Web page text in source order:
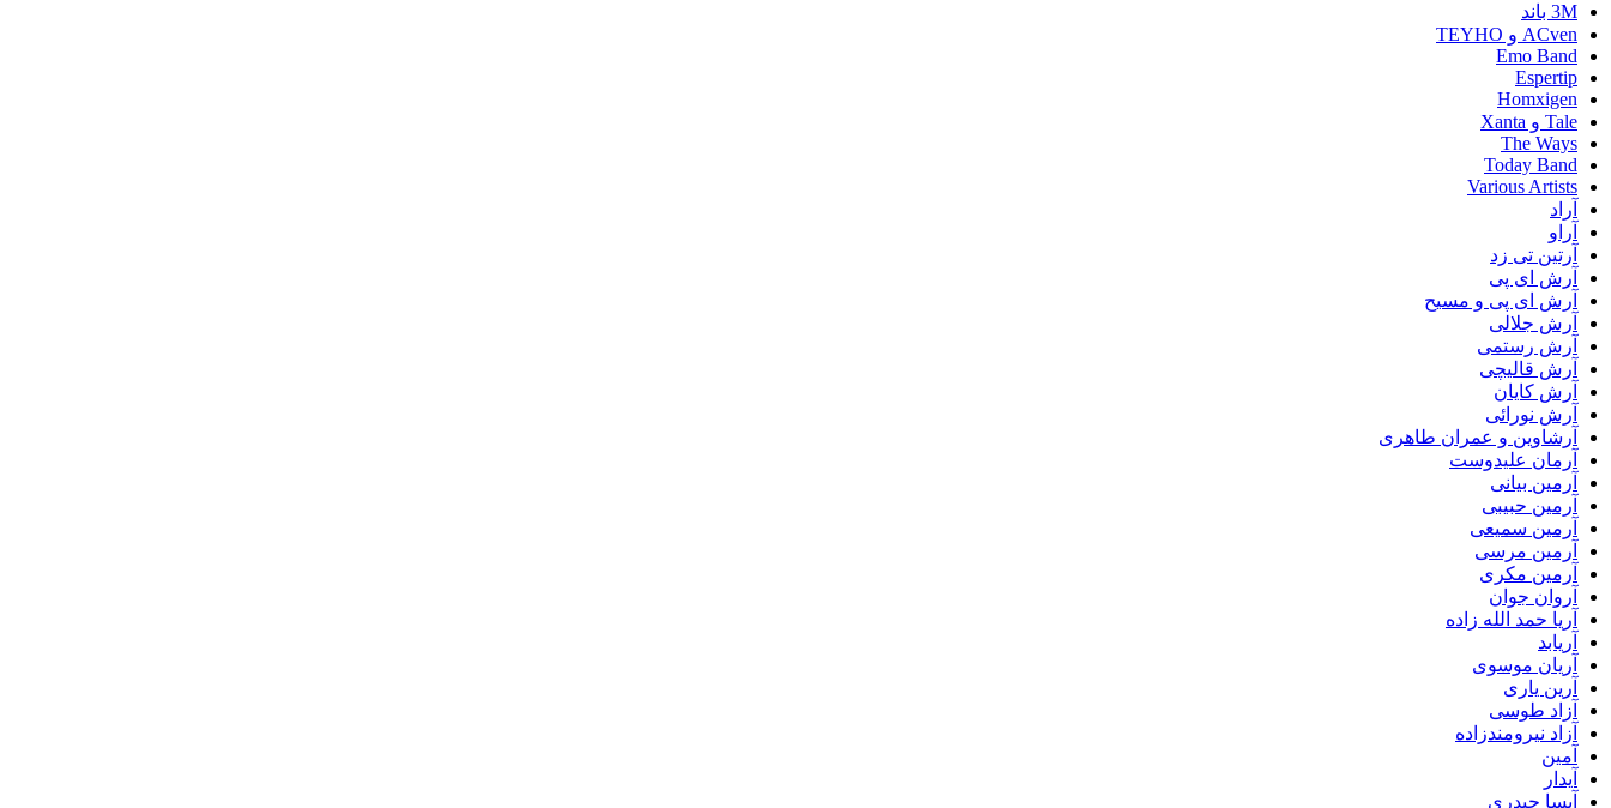
3M باند
ACven و TEYHO
Emo Band
Espertip
Homxigen
Tale و Xanta
The Ways
Today Band
Various Artists
آراد
آراو
آرتین تی زد
آرش ای پی
آرش ای پی و مسیح
آرش جلالی
آرش رستمی
آرش قالیچی
آرش کایان
آرش نورائی
آرشاوین و عمران طاهری
آرمان علیدوست
آرمین بیانی
آرمین حبیبی
آرمین سمیعی
آرمین مرسی
آرمین مکری
آروان جوان
آریا حمد الله زاده
آریابد
آریان موسوی
آرین یاری
آزاد طوسی
آزاد نیرومندزاده
آمین
آیدار
آیسا حیدری